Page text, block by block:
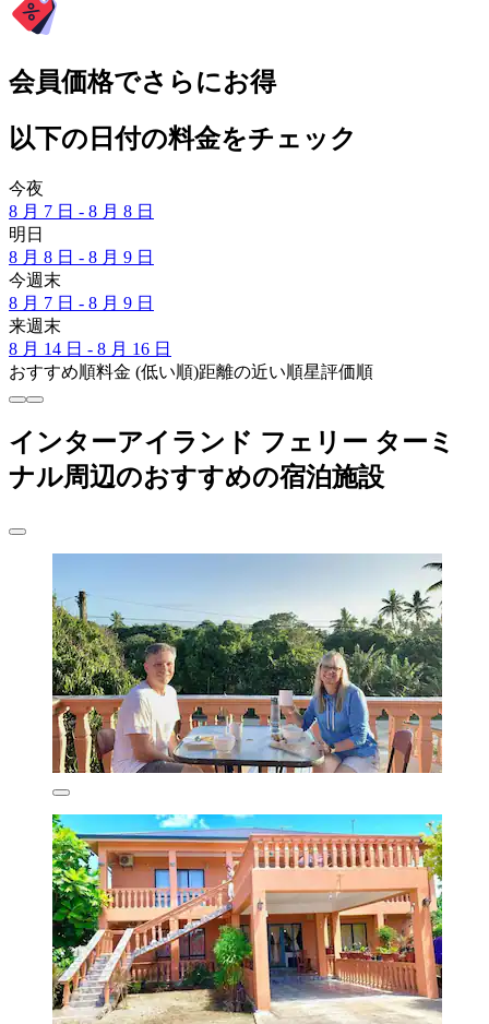
会員価格でさらにお得
以下の日付の料金をチェック
今夜
8 月 7 日 - 8 月 8 日
明日
8 月 8 日 - 8 月 9 日
今週末
8 月 7 日 - 8 月 9 日
来週末
8 月 14 日 - 8 月 16 日
おすすめ順料金 (低い順)距離の近い順星評価順
インターアイランド フェリー ターミ
ナル周辺のおすすめの宿泊施設